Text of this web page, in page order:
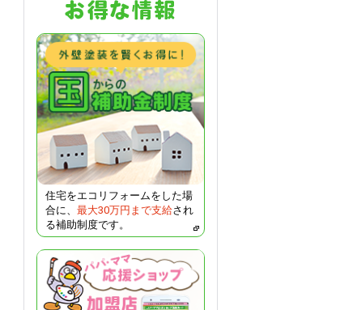
住宅をエコリフォームをした場
合に、 最大30万円まで支給され
る補助制度です。